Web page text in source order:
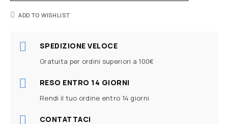
ADD TO WISHLIST
SPEDIZIONE VELOCE
Gratuita per ordini superiori a 100€
RESO ENTRO 14 GIORNI
Rendi il tuo ordine entro 14 giorni
CONTATTACI